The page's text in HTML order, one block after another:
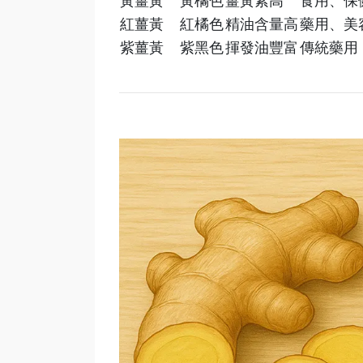
紅薑黃
紅橘色精油含量高藥用、美
紫薑黃
紫黑色揮發油豐富 傳統藥用